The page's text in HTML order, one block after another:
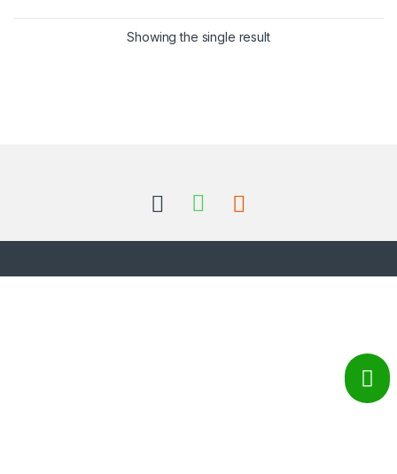
Showing the single result